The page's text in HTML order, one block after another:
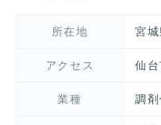
所在地 宮
アクセス 仙
業種 調